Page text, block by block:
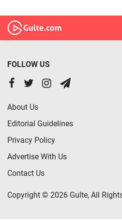
FOLLOW US
About Us
Editorial Guidelines
Privacy Policy
Advertise With Us
Contact Us
Copyright © 2026 Gulte, All